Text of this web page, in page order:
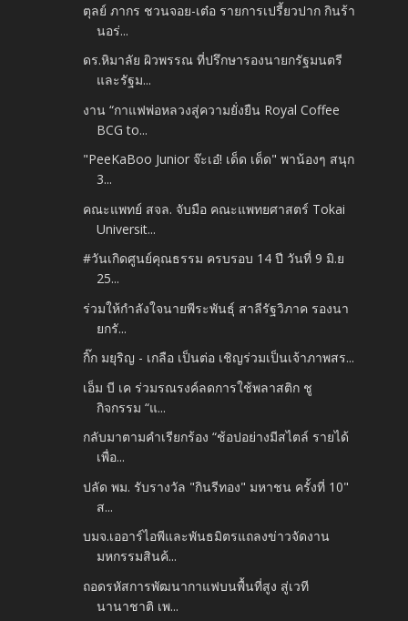
ตุลย์ ภากร ชวนจอย-เต๋อ รายการเปรี้ยวปาก กินร้า
นอร่...
ดร.หิมาลัย ผิวพรรณ ที่ปรึกษารองนายกรัฐมนตรี
และรัฐม...
งาน “กาแฟพ่อหลวงสู่ความยั่งยืน Royal Coffee
BCG to...
"PeeKaBoo Junior จ๊ะเอ๋! เด็ด เด็ด" พาน้องๆ สนุก
3...
คณะแพทย์ สจล. จับมือ คณะแพทยศาสตร์ Tokai
Universit...
#วันเกิดศูนย์คุณธรรม ครบรอบ 14 ปี วันที่ 9 มิ.ย
25...
ร่วมให้กำลังใจนายพีระพันธุ์ สาลีรัฐวิภาค รองนา
ยกรั...
กิ๊ก มยุริญ - เกลือ เป็นต่อ เชิญร่วมเป็นเจ้าภาพสร...
เอ็ม บี เค ร่วมรณรงค์ลดการใช้พลาสติก ชู
กิจกรรม “แ...
กลับมาตามคำเรียกร้อง “ช้อปอย่างมีสไตล์ รายได้
เพื่อ...
ปลัด พม. รับรางวัล "กินรีทอง" มหาชน ครั้งที่ 10"
ส...
บมจ.เออาร์ไอพีและพันธมิตรแถลงข่าวจัดงาน
มหกรรมสินค้...
ถอดรหัสการพัฒนากาแฟบนพื้นที่สูง สู่เวที
นานาชาติ เพ...